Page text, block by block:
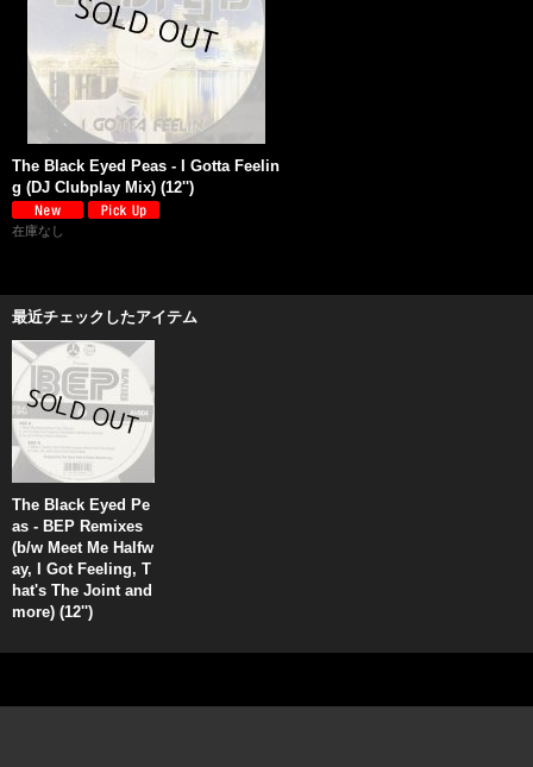
The Black Eyed Peas - I Gotta Feelin
g (DJ Clubplay Mix) (12'')
在庫なし
最近チェックしたアイテム
The Black Eyed Pe
as - BEP Remixes
(b/w Meet Me Halfw
ay, I Got Feeling, T
hat's The Joint and
more) (12'')